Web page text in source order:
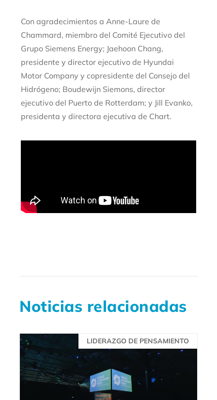
Con agradecimientos a Anne-Laure de
Chammard, miembro del Comité Ejecutivo del
Grupo Siemens Energy; Jaehoon Chang,
presidente y director ejecutivo de Hyundai
Motor Company y copresidente del Consejo del
Hidrógeno; Boudewijn Siemons, director
ejecutivo del Puerto de Rotterdam; y Jill Evanko,
presidenta y directora ejecutiva de Chart.
Noticias relacionadas
LIDERAZGO DE PENSAMIENTO